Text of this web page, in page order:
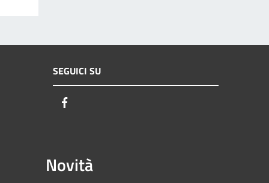
SEGUICI SU
Novità